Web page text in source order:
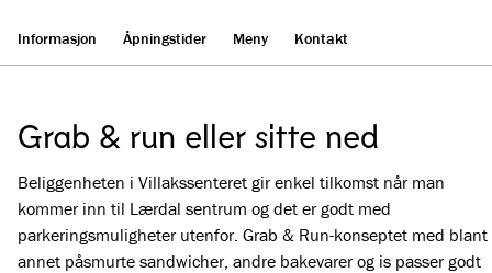
Informasjon Åpningstider Meny Kontakt
Grab & run eller sitte ned
Beliggenheten i Villakssenteret gir enkel tilkomst når man
kommer inn til Lærdal sentrum og det er godt med
parkeringsmuligheter utenfor. Grab & Run-konseptet med blant
annet påsmurte sandwicher, andre bakevarer og is passer godt